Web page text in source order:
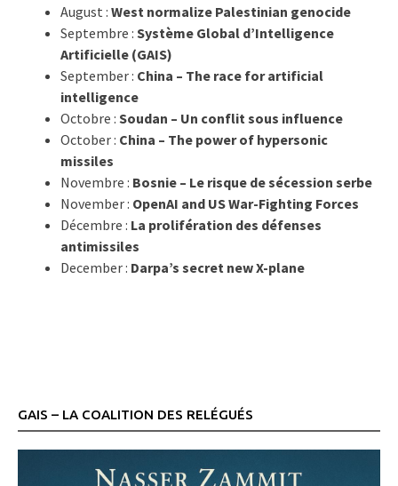
August : West normalize Palestinian genocide
Septembre : Système Global d’Intelligence
Artificielle (GAIS)
September : China – The race for artificial
intelligence
Octobre : Soudan – Un conflit sous influence
October : China – The power of hypersonic
missiles
Novembre : Bosnie – Le risque de sécession serbe
November : OpenAI and US War-Fighting Forces
Décembre : La prolifération des défenses
antimissiles
December : Darpa’s secret new X-plane
GAIS – LA COALITION DES RELÉGUÉS